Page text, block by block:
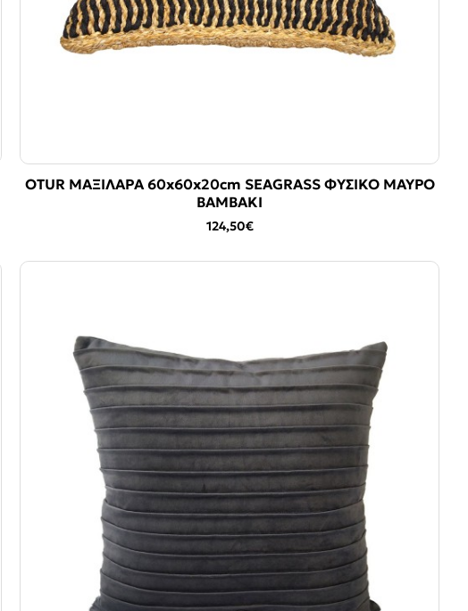
OTUR ΜΑΞΙΛΑΡΑ 60x60x20cm SEAGRASS ΦΥΣΙΚΟ ΜΑΥΡΟ
ΒΑΜΒΑΚΙ
124,50€